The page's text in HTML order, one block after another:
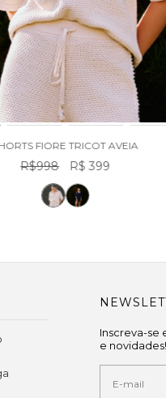
FIORE TRICOT AVEIA
R$998 R$ 399
Inscreva-se
e novidades!